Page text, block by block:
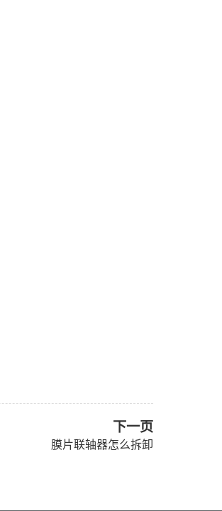
下一页
膜片联轴器怎么拆卸